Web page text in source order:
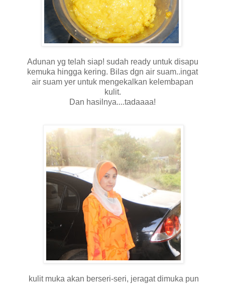
Adunan yg telah siap! sudah ready untuk disapu
kemuka hingga kering. Bilas dgn air suam..ingat
air suam yer untuk mengekalkan kelembapan
kulit.
Dan hasilnya....tadaaaa!
kulit muka akan berseri-seri, jeragat dimuka pun